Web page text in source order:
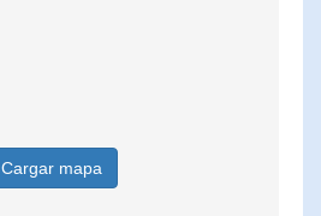
Cargar mapa